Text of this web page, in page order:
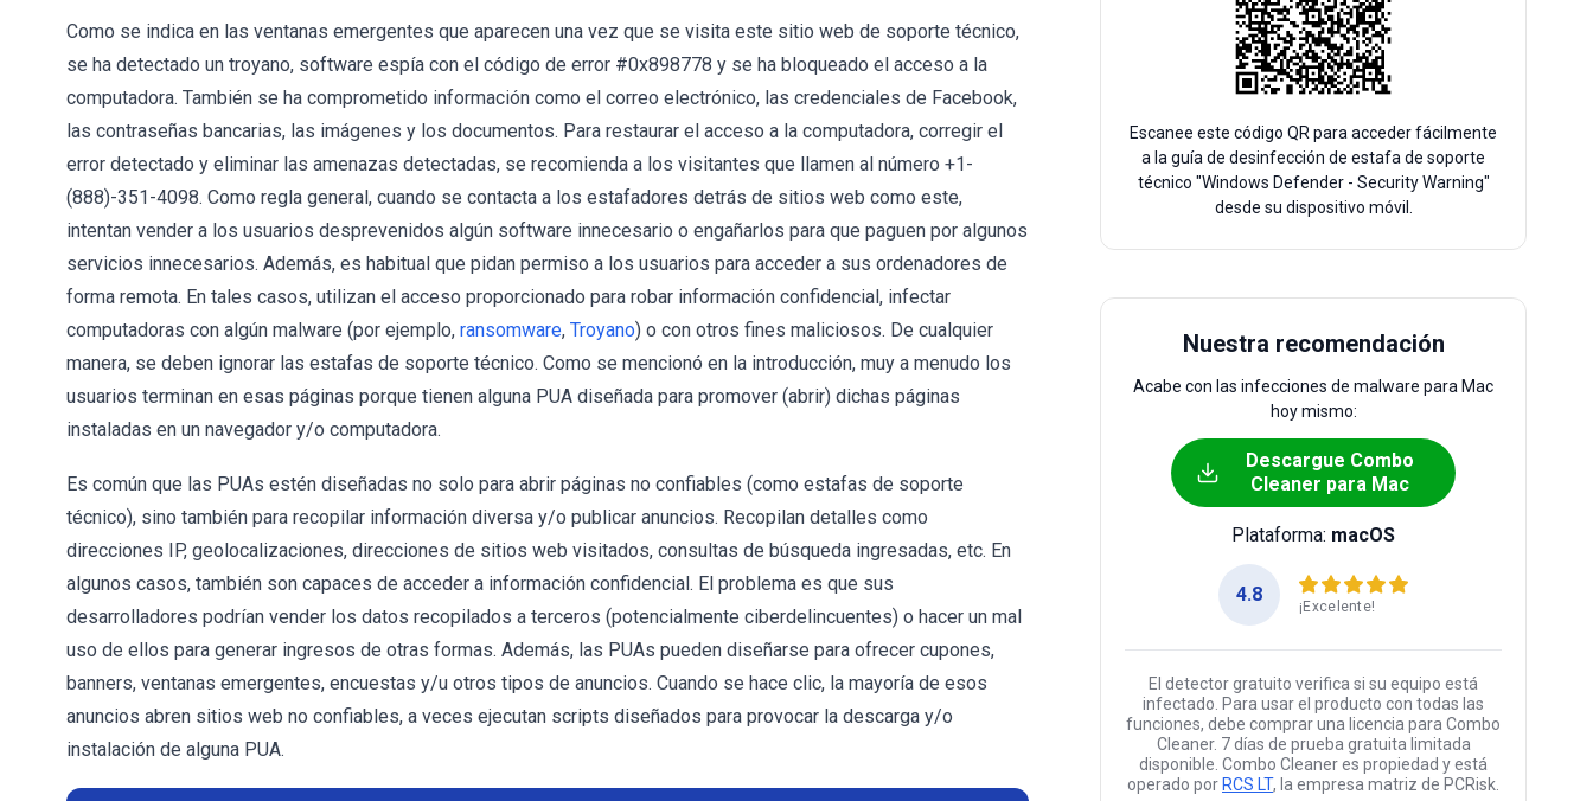
Como se indica en las ventanas emergentes que aparecen una vez que se visita este sitio web de soporte técnico,
se ha detectado un troyano, software espía con el código de error #0x898778 y se ha bloqueado el acceso a la
computadora. También se ha comprometido información como el correo electrónico, las credenciales de Facebook,
las contraseñas bancarias, las imágenes y los documentos. Para restaurar el acceso a la computadora, corregir el
error detectado y eliminar las amenazas detectadas, se recomienda a los visitantes que llamen al número +1-
(888)-351-4098. Como regla general, cuando se contacta a los estafadores detrás de sitios web como este,
intentan vender a los usuarios desprevenidos algún software innecesario o engañarlos para que paguen por algunos
servicios innecesarios. Además, es habitual que pidan permiso a los usuarios para acceder a sus ordenadores de
forma remota. En tales casos, utilizan el acceso proporcionado para robar información confidencial, infectar
computadoras con algún malware (por ejemplo, ransomware, Troyano) o con otros fines maliciosos. De cualquier
manera, se deben ignorar las estafas de soporte técnico. Como se mencionó en la introducción, muy a menudo los
usuarios terminan en esas páginas porque tienen alguna PUA diseñada para promover (abrir) dichas páginas
instaladas en un navegador y/o computadora.
Es común que las PUAs estén diseñadas no solo para abrir páginas no confiables (como estafas de soporte
técnico), sino también para recopilar información diversa y/o publicar anuncios. Recopilan detalles como
direcciones IP, geolocalizaciones, direcciones de sitios web visitados, consultas de búsqueda ingresadas, etc. En
algunos casos, también son capaces de acceder a información confidencial. El problema es que sus
desarrolladores podrían vender los datos recopilados a terceros (potencialmente ciberdelincuentes) o hacer un mal
uso de ellos para generar ingresos de otras formas. Además, las PUAs pueden diseñarse para ofrecer cupones,
banners, ventanas emergentes, encuestas y/u otros tipos de anuncios. Cuando se hace clic, la mayoría de esos
anuncios abren sitios web no confiables, a veces ejecutan scripts diseñados para provocar la descarga y/o
instalación de alguna PUA.
Escanee este código QR para acceder fácilmente
a la guía de desinfección de estafa de soporte
técnico "Windows Defender - Security Warning"
desde su dispositivo móvil.
Nuestra recomendación
Acabe con las infecciones de malware para Mac
hoy mismo:
Descargue Combo
Cleaner para Mac
Plataforma: macOS
4.8
¡Excelente!
El detector gratuito verifica si su equipo está
infectado. Para usar el producto con todas las
funciones, debe comprar una licencia para Combo
Cleaner. 7 días de prueba gratuita limitada
disponible. Combo Cleaner es propiedad y está
operado por RCS LT, la empresa matriz de PCRisk.